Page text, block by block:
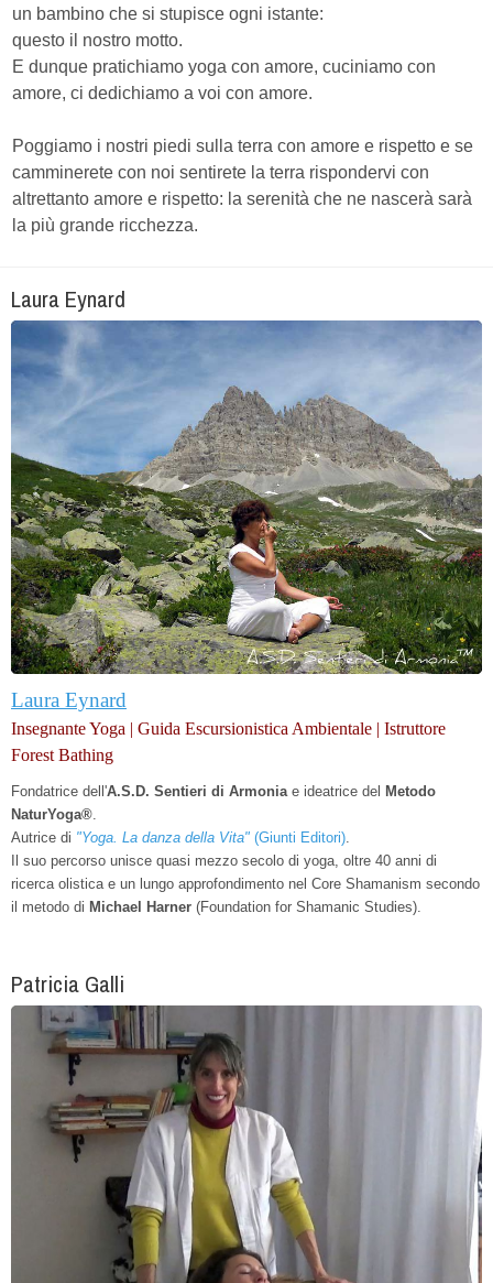
un bambino che si stupisce ogni istante:
questo il nostro motto.
E dunque pratichiamo yoga con amore, cuciniamo con
amore, ci dedichiamo a voi con amore.
Poggiamo i nostri piedi sulla terra con amore e rispetto e se
camminerete con noi sentirete la terra rispondervi con
altrettanto amore e rispetto: la serenità che ne nascerà sarà
la più grande ricchezza.
Laura Eynard
Laura Eynard
Insegnante Yoga | Guida Escursionistica Ambientale | Istruttore
Forest Bathing
Fondatrice dell'A.S.D. Sentieri di Armoniae ideatrice del Metodo
NaturYoga®.
Autrice di "Yoga. La danza della Vita" (Giunti Editori).
Il suo percorso unisce quasi mezzo secolo di yoga, oltre 40 anni di
ricerca olistica e un lungo approfondimento nel Core Shamanism secondo
il metodo di Michael Harner (Foundation for Shamanic Studies).
Patricia Galli